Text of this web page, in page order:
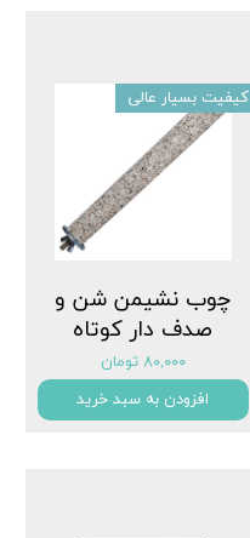
چوب نشیمن شن و
صدف دار کوتاه
۸۰,۰۰۰ تومان
افزودن به سبد خرید
کیفیت بسیار عالی